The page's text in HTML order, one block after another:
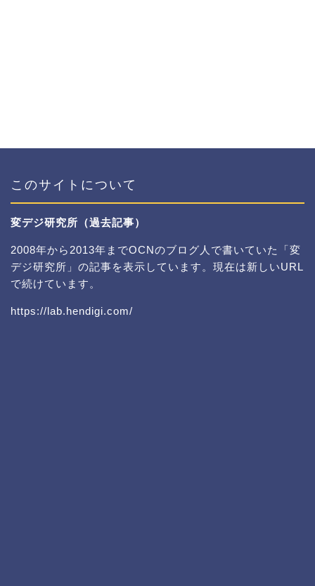
このサイトについて
変デジ研究所（過去記事）
2008年から2013年までOCNのブログ人で書いていた「変
デジ研究所」の記事を表示しています。現在は新しいURL
で続けています。
https://lab.hendigi.com/